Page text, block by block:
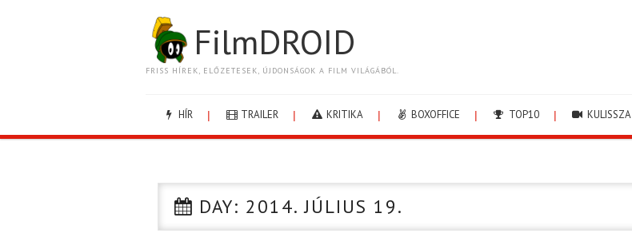
FilmDROID
FRISS HÍREK, ELŐZETESEK, ÚJDONSÁGOK A FILM VILÁGÁBÓL.
HÍR TRAILER KRITIKA BOXOFFICE TOP10 KULISSZA
DAY: 2014. JÚLIUS 19.